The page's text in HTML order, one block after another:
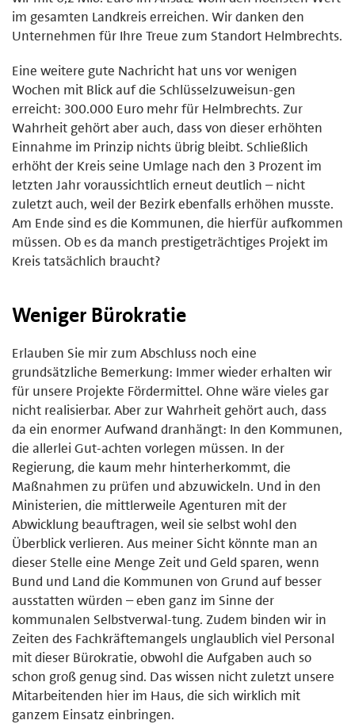
im gesamten Landkreis erreichen. Wir danken den
Unternehmen für Ihre Treue zum Standort Helmbrechts.
Eine weitere gute Nachricht hat uns vor wenigen
Wochen mit Blick auf die Schlüsselzuweisun-gen
erreicht: 300.000 Euro mehr für Helmbrechts. Zur
Wahrheit gehört aber auch, dass von dieser erhöhten
Einnahme im Prinzip nichts übrig bleibt. Schließlich
erhöht der Kreis seine Umlage nach den 3 Prozent im
letzten Jahr voraussichtlich erneut deutlich – nicht
zuletzt auch, weil der Bezirk ebenfalls erhöhen musste.
Am Ende sind es die Kommunen, die hierfür aufkommen
müssen. Ob es da manch prestigeträchtiges Projekt im
Kreis tatsächlich braucht?
Weniger Bürokratie
Erlauben Sie mir zum Abschluss noch eine
grundsätzliche Bemerkung: Immer wieder erhalten wir
für unsere Projekte Fördermittel. Ohne wäre vieles gar
nicht realisierbar. Aber zur Wahrheit gehört auch, dass
da ein enormer Aufwand dranhängt: In den Kommunen,
die allerlei Gut-achten vorlegen müssen. In der
Regierung, die kaum mehr hinterherkommt, die
Maßnahmen zu prüfen und abzuwickeln. Und in den
Ministerien, die mittlerweile Agenturen mit der
Abwicklung beauftragen, weil sie selbst wohl den
Überblick verlieren. Aus meiner Sicht könnte man an
dieser Stelle eine Menge Zeit und Geld sparen, wenn
Bund und Land die Kommunen von Grund auf besser
ausstatten würden – eben ganz im Sinne der
kommunalen Selbstverwal-tung. Zudem binden wir in
Zeiten des Fachkräftemangels unglaublich viel Personal
mit dieser Bürokratie, obwohl die Aufgaben auch so
schon groß genug sind. Das wissen nicht zuletzt unsere
Mitarbeitenden hier im Haus, die sich wirklich mit
ganzem Einsatz einbringen.